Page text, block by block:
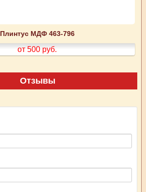
Плинтус МДФ 463-796
от 500 руб.
Отзывы